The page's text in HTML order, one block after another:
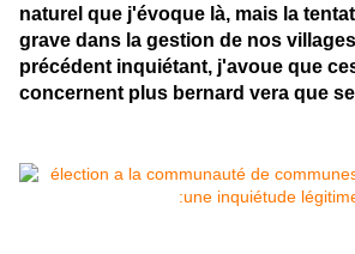
naturel que j'évoque là, mais la
grave dans la gestion de nos
précédent inquiétant, j'avoue que
concernent plus bernard vera que